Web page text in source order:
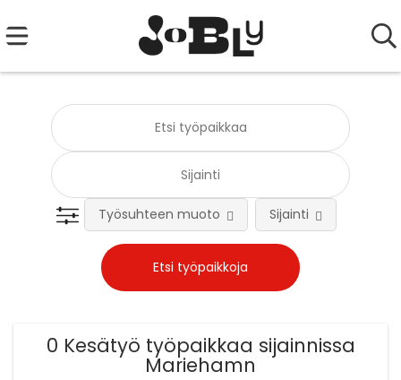
Työsuhteen muoto Sijainti
0 Kesätyö työpaikkaa sijainnissa
Mariehamn